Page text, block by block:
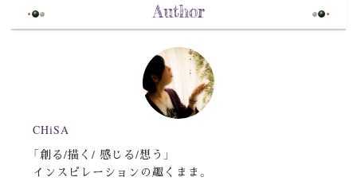
Author
CHiSA
「創る/描く/ 感じる/想う」
インスピレーションの趣くまま。